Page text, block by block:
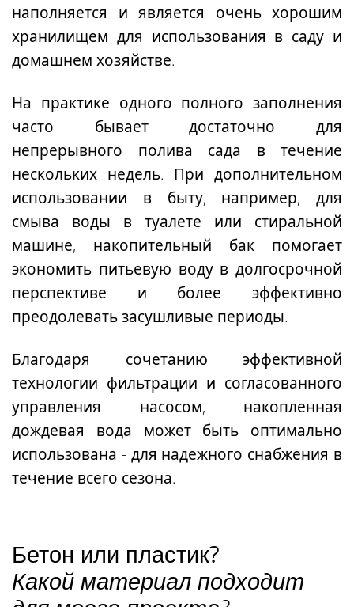
наполняется и является очень хорошим
хранилищем для использования в саду и
домашнем хозяйстве.
На практике одного полного заполнения
часто бывает достаточно для
непрерывного полива сада в течение
нескольких недель. При дополнительном
использовании в быту, например, для
смыва воды в туалете или стиральной
машине, накопительный бак помогает
экономить питьевую воду в долгосрочной
перспективе и более эффективно
преодолевать засушливые периоды.
Благодаря сочетанию эффективной
технологии фильтрации и согласованного
управления насосом, накопленная
дождевая вода может быть оптимально
использована - для надежного снабжения в
течение всего сезона.
Бетон или пластик?
Какой материал подходит